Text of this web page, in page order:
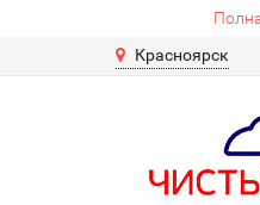
Красноярск